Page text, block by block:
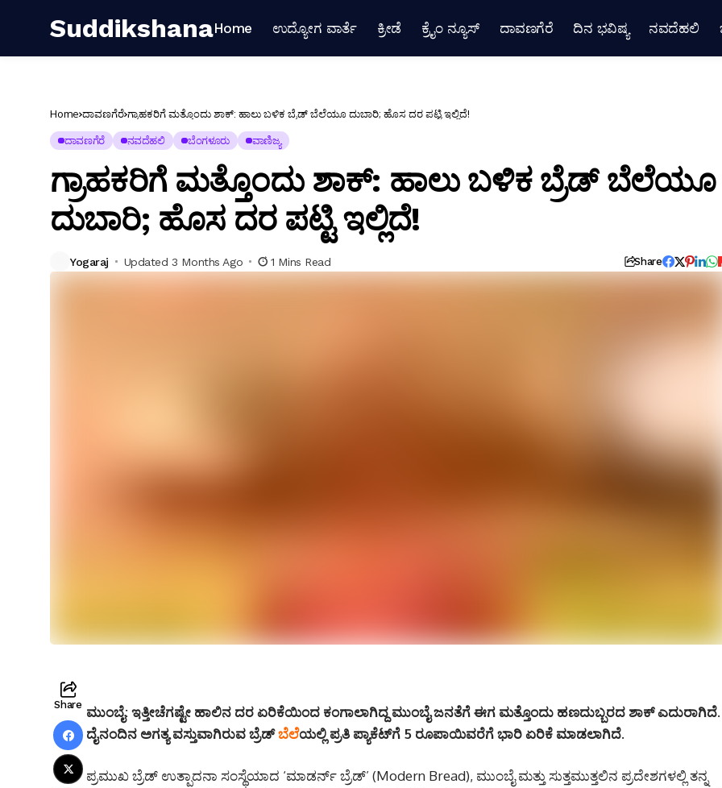
SuddikshanaHome ಉದ್ಯೋಗ ವಾರ್ತೆ ಕ್ರೀಡೆ ಕ್ರೈಂ ನ್ಯೂಸ್ ದಾವಣಗೆರೆ ದಿನ ಭವಿಷ್ಯ ನವದೆಹಲಿ
Home ದಾವಣಗೆರೆ ಗ್ರಾಹಕರಿಗೆ ಮತ್ತೊಂದು ಶಾಕ್: ಹಾಲು ಬಳಿಕ ಬ್ರೆಡ್ ಬೆಲೆಯೂ ದುಬಾರಿ; ಹೊಸ ದರ ಪಟ್ಟಿ ಇಲ್ಲಿದೆ!
ದಾವಣಗೆರೆ ನವದೆಹಲಿ ಬೆಂಗಳೂರು ವಾಣಿಜ್ಯ
ಗ್ರಾಹಕರಿಗೆ ಮತ್ತೊಂದು ಶಾಕ್: ಹಾಲು ಬಳಿಕ ಬ್ರೆಡ್ ಬೆಲೆಯೂ
ದುಬಾರಿ; ಹೊಸ ದರ ಪಟ್ಟಿ ಇಲ್ಲಿದೆ!
Yogaraj Updated 3 Months Ago 1 Mins Read Share
Share ಮುಂಬೈ:ಇತ್ತೀಚೆಗಷ್ಟೇ ಹಾಲಿನ ದರ ಏರಿಕೆಯಿಂದ ಕಂಗಾಲಾಗಿದ್ದ ಮುಂಬೈ ಜನತೆಗೆ ಈಗ ಮತ್ತೊಂದು ಹಣದುಬ್ಬರದ ಶಾಕ್ ಎದುರಾಗಿದೆ.
ದೈನಂದಿನ ಅಗತ್ಯ ವಸ್ತುವಾಗಿರುವ ಬ್ರೆಡ್ಬೆಲೆಯಲ್ಲಿ ಪ್ರತಿ ಪ್ಯಾಕೆಟ್‌ಗೆ 5 ರೂಪಾಯಿವರೆಗೆ ಭಾರಿ ಏರಿಕೆ ಮಾಡಲಾಗಿದೆ.
ಪ್ರಮುಖ ಬ್ರೆಡ್ ಉತ್ಪಾದನಾ ಸಂಸ್ಥೆಯಾದ ‘ಮಾಡರ್ನ್ ಬ್ರೆಡ್’ (Modern Bread), ಮುಂಬೈ ಮತ್ತು ಸುತ್ತಮುತ್ತಲಿನ ಪ್ರದೇಶಗಳಲ್ಲಿ ತನ್ನ